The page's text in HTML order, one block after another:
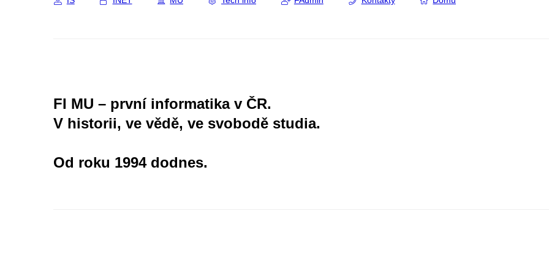
FI MU – první informatika v ČR.
V historii, ve vědě, ve svobodě studia.
Od roku 1994 dodnes.